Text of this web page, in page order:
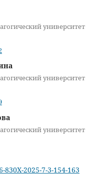
университет
университет
университет
2025-7-3-154-163